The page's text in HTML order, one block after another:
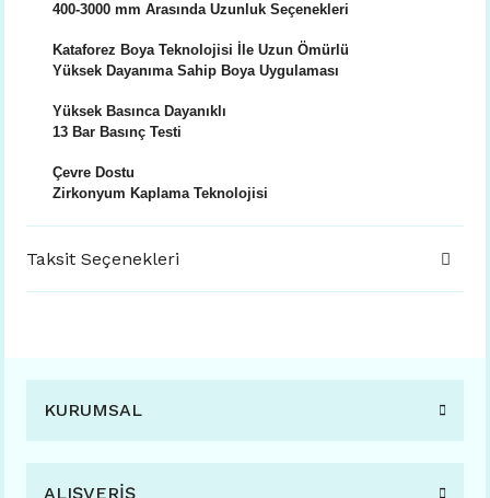
400-3000 mm Arasında Uzunluk Seçenekleri
Kataforez Boya Teknolojisi İle Uzun Ömürlü
Yüksek Dayanıma Sahip Boya Uygulaması
Yüksek Basınca Dayanıklı
13 Bar Basınç Testi
Çevre Dostu
Zirkonyum Kaplama Teknolojisi
Taksit Seçenekleri
KURUMSAL
ALIŞVERİŞ